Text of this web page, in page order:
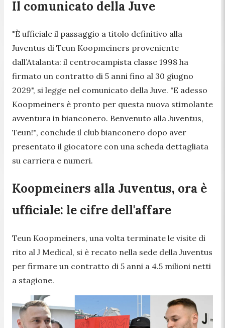
Il comunicato della Juve
"È ufficiale il passaggio a titolo definitivo alla
Juventus di Teun Koopmeiners proveniente
dall’Atalanta: il centrocampista classe 1998 ha
firmato un contratto di 5 anni fino al 30 giugno
2029", si legge nel comunicato della Juve. "E adesso
Koopmeiners è pronto per questa nuova stimolante
avventura in bianconero. Benvenuto alla Juventus,
Teun!", conclude il club bianconero dopo aver
presentato il giocatore con una scheda dettagliata
su carriera e numeri.
Koopmeiners alla Juventus, ora è
ufficiale: le cifre dell'affare
Teun Koopmeiners, una volta terminate le visite di
rito al J Medical, si è recato nella sede della Juventus
per firmare un contratto di 5 anni a 4.5 milioni netti
a stagione.